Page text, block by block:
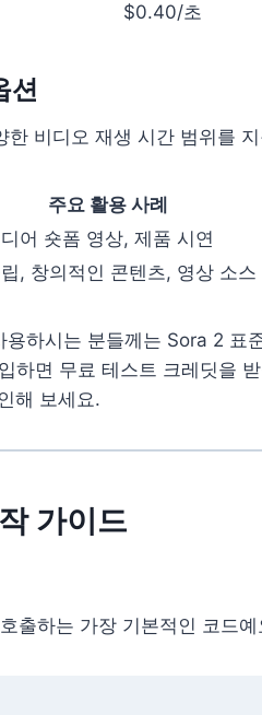
$0.40/초
션
비디오 재생 시간 범위를
주요 활용 사례
어 숏폼 영상, 제품 시연
, 창의적인 콘텐츠, 영상 소스
하시는 분들께는 Sora 2 표
하면 무료 테스트 크레딧을
해 보세요.
가이드
출하는 가장 기본적인 코드예